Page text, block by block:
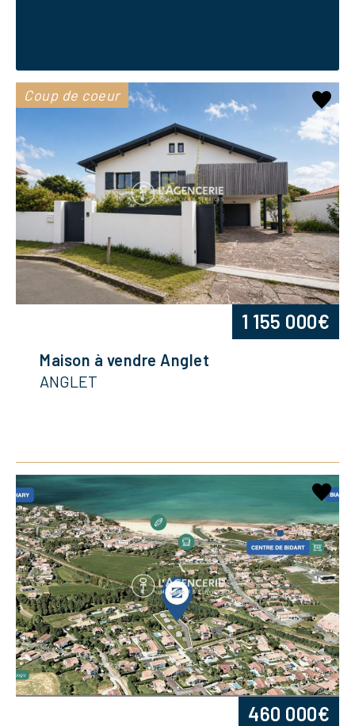
Coup de coeur
Maison à vendre Anglet
ANGLET
1 155 000€
460 000€